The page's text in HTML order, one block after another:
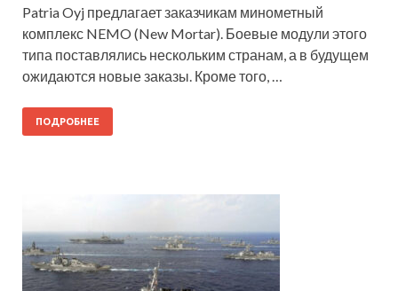
Patria Oyj предлагает заказчикам минометный
комплекс NEMO (New Mortar). Боевые модули этого
типа поставлялись нескольким странам, а в будущем
ожидаются новые заказы. Кроме того, …
ПОДРОБНЕЕ